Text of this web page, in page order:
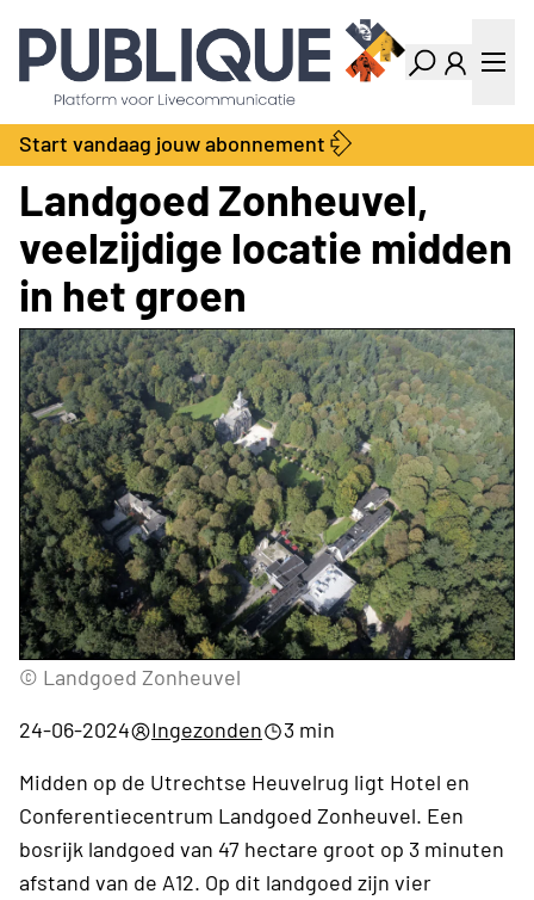
Industry Dashboard
Vacatures
Kalender
Producten
Bedrijvengids
Productengids
Locatie Finder
LiveWire
Contact
Over ons
Adverteren
Abonnementen
Start vandaag jouw abonnement
Landgoed Zonheuvel,
veelzijdige locatie midden
in het groen
© Landgoed Zonheuvel
24-06-2024
Ingezonden
3 min
Midden op de Utrechtse Heuvelrug ligt Hotel en
Conferentiecentrum Landgoed Zonheuvel. Een
bosrijk landgoed van 47 hectare groot op 3 minuten
afstand van de A12. Op dit landgoed zijn vier